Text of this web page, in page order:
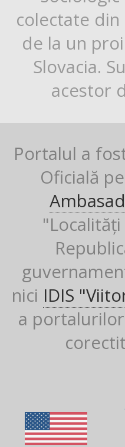
colectate
de la un
Slovacia.
acestor
Portalul a
Oficială
nici IDIS
a